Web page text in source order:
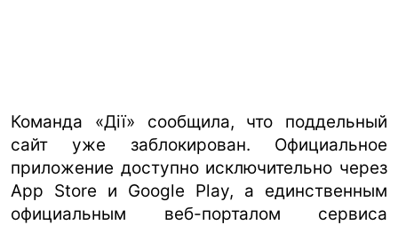
Команда «Дії» сообщила, что поддельный
сайт уже заблокирован. Официальное
приложение доступно исключительно через
App Store и Google Play, а единственным
официальным веб-порталом сервиса